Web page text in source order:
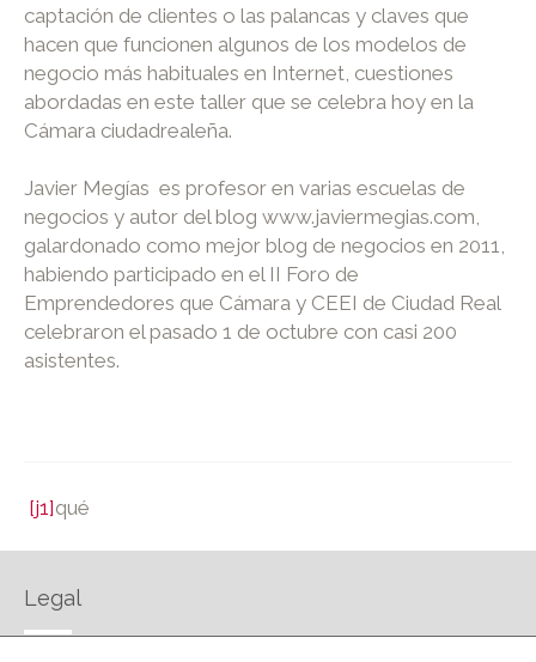
captación de clientes o las palancas y claves que
hacen que funcionen algunos de los modelos de
negocio más habituales en Internet, cuestiones
abordadas en este taller que se celebra hoy en la
Cámara ciudadrealeña.
Javier Megías es profesor en varias escuelas de
negocios y autor del blog www.javiermegias.com,
galardonado como mejor blog de negocios en 2011,
habiendo participado en el II Foro de
Emprendedores que Cámara y CEEI de Ciudad Real
celebraron el pasado 1 de octubre con casi 200
asistentes.
[j1]qué
Legal